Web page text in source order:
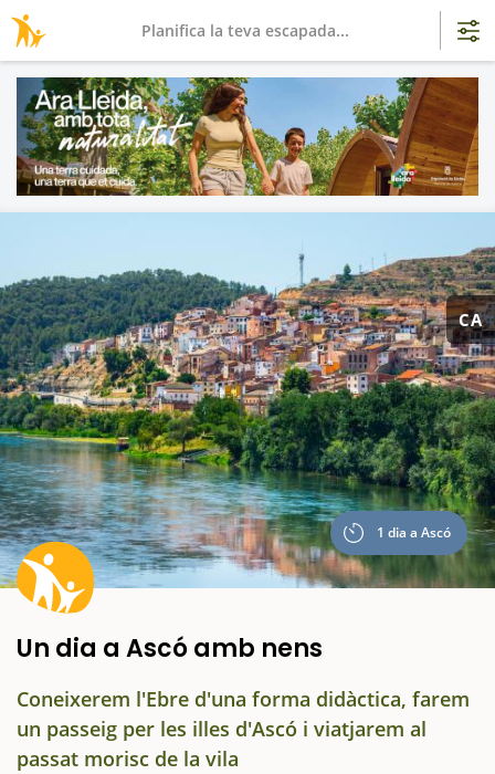
CA
Un dia a Ascó amb nens
1 dia a Ascó
Coneixerem l'Ebre d'una forma didàctica, farem
un passeig per les illes d'Ascó i viatjarem al
passat morisc de la vila
Planifica la teva escapada...